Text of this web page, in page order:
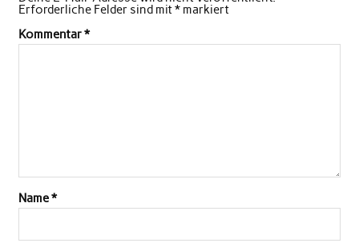
Erforderliche Felder sind mit*markiert
Kommentar*
Name*